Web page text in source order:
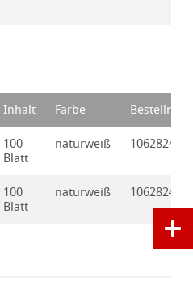
Inhalt Farbe Bestellnr.
100
Blatt
naturweiß 10628245
100
Blatt
naturweiß 10628246